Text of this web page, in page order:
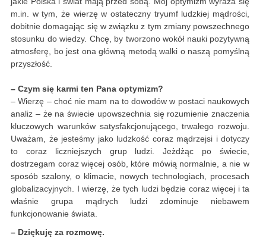
m.in. w tym, że wierzę w ostateczny tryumf ludzkiej mądrości,
dobitnie domagając się w związku z tym zmiany powszechnego
stosunku do wiedzy. Chcę, by tworzono wokół nauki pozytywną
atmosferę, bo jest ona główną metodą walki o naszą pomyślną
przyszłość.
– Czym się karmi ten Pana optymizm?
– Wierzę – choć nie mam na to dowodów w postaci naukowych
analiz – że na świecie upowszechnia się rozumienie znaczenia
kluczowych warunków satysfakcjonującego, trwałego rozwoju.
Uważam, że jesteśmy jako ludzkość coraz mądrzejsi i dotyczy
to coraz liczniejszych grup ludzi. Jeżdżąc po świecie,
dostrzegam coraz więcej osób, które mówią normalnie, a nie w
sposób szalony, o klimacie, nowych technologiach, procesach
globalizacyjnych. I wierzę, że tych ludzi będzie coraz więcej i ta
właśnie grupa mądrych ludzi zdominuje niebawem
funkcjonowanie świata.
– Dziękuję za rozmowę.